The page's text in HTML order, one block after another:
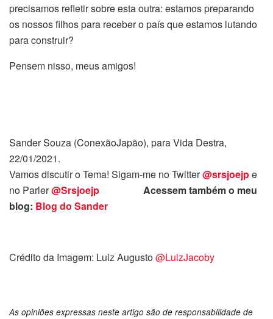
precisamos refletir sobre esta outra: estamos preparando
os nossos filhos para receber o país que estamos lutando
para construir?
Pensem nisso, meus amigos!
Sander Souza (ConexãoJapão), para Vida Destra,
22/01/2021.
Vamos discutir o Tema! Sigam-me no Twitter@srsjoejpe
no Parler@Srsjoejp Acessem também o meu
blog: Blog do Sander
Crédito da Imagem: Luiz Augusto@LuizJacoby
As opiniões expressas neste artigo são de responsabilidade de